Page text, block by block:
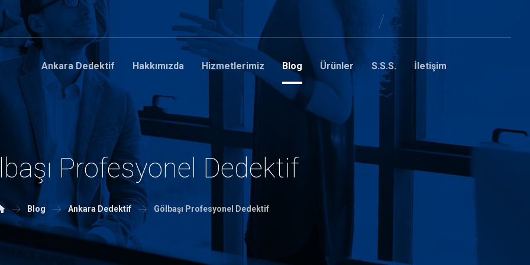
Ankara Dedektif Hakkımızda Hizmetlerimiz Blog Ürünler S.S.S. İletişim
Profesyonel Dedektif
Blog Ankara Dedektif Gölbaşı Profesyonel Dedektif